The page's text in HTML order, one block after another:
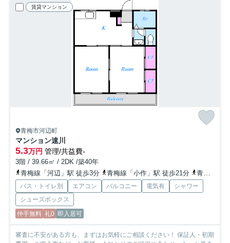
賃貸マンション
青梅市河辺町
マンション速川
5.3万円 管理/共益費-
3階 / 39.66㎡ / 2DK /築40年
青梅線「河辺」駅 徒歩3分
青梅線「小作」駅 徒歩21分 青梅線「東青梅」駅 徒歩21分
バス・トイレ別 エアコン バルコニー 電気有
シャワー
シューズボックス
仲手無料 礼0 即入居可
審査に不安がある方も、まずはお気軽にご相談ください！ 保証人・初期